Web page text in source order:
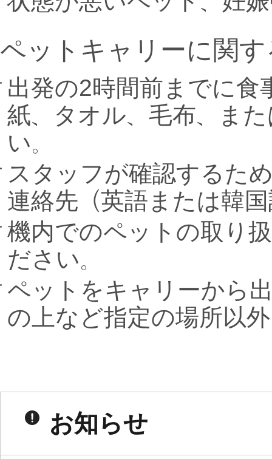
ペットキャリーに関
出発の2時間前までに食
紙、タオル、毛布、ま
い。
スタッフが確認するた
連絡先（英語または韓
機内でのペットの取り
ださい。
ペットをキャリーから
の上など指定の場所以
お知らせ